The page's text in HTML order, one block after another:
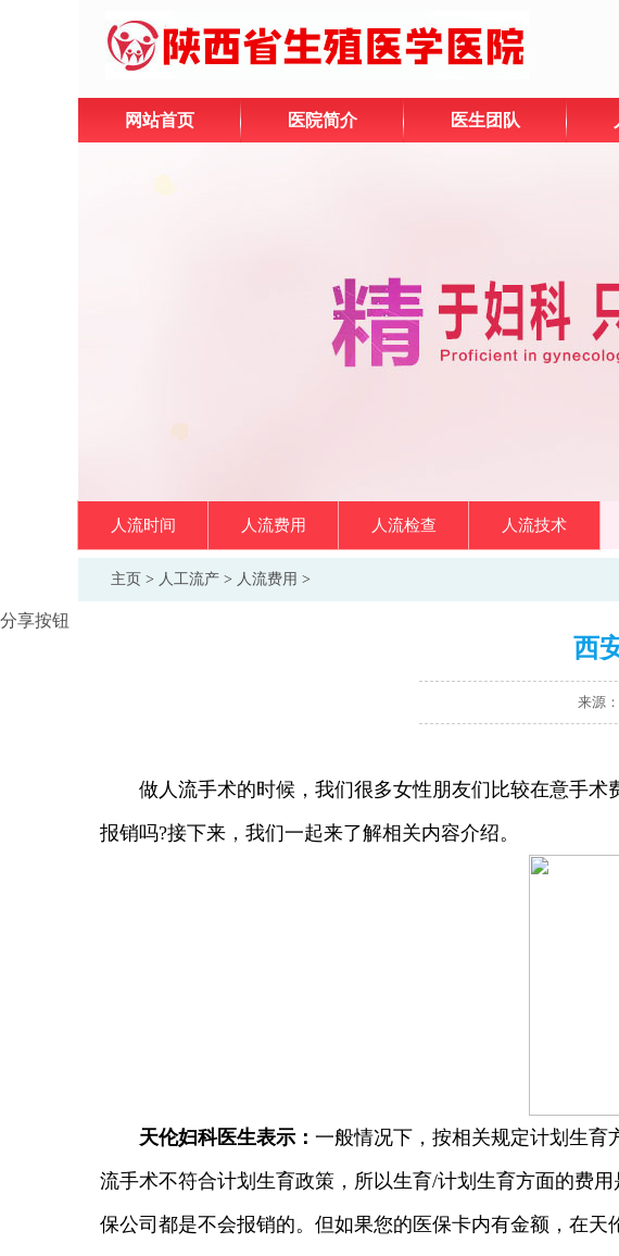
网站首页 医院简介 医生团队
人流时间 人流费用 人流检查 人流技术
主页 > 人工流产 > 人流费用 >
分享按钮
西
来源
做人流手术的时候，我们很多女性朋友们比较在意手术
报销吗?接下来，我们一起来了解相关内容介绍。
天伦妇科医生表示： 一般情况下，按相关规定计划生育
流手术不符合计划生育政策，所以生育/计划生育方面的费
保公司都是不会报销的。但如果您的医保卡内有金额，在天